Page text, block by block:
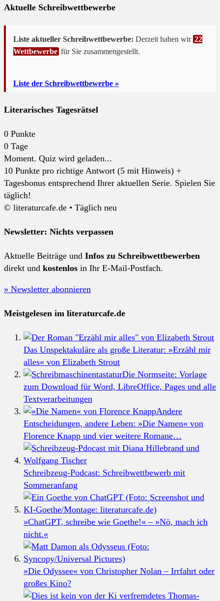
Aktuelle Schreibwettbewerbe
Liste aktueller Schreibwettbewerbe: Derzeit haben wir 22
Wettbewerbe für Sie zusammengestellt.
Liste der Schreibwettbewerbe »
Literarisches Tagesrätsel
0 Punkte
0 Tage
Moment. Quiz wird geladen...
10 Punkte pro richtige Antwort (5 mit Hinweis) +
Tagesbonus entsprechend Ihrer aktuellen Serie. Spielen Sie
täglich!
© literaturcafe.de • Täglich neu
Newsletter: Nichts verpassen
Aktuelle Beiträge und Infos zu Schreibwettbewerben
direkt und kostenlos in Ihr E-Mail-Postfach.
» Newsletter abonnieren
Meistgelesen im literaturcafe.de
Das Unspektakuläre als große Literatur: »Erzähl mir
alles« von Elizabeth Strout
Die Normseite: Vorlage
zum Download für Word, LibreOffice, Pages und alle
Textverarbeitungen
Andere
Entscheidungen, andere Leben: »Die Namen« von
Florence Knapp und vier weitere Romane…
Schreibzeug-Podcast: Schreibwettbewerb mit
Sommeranfang
»ChatGPT, schreibe wie Goethe!« – »Nö, mach ich
nicht.«
»Die Odyssee« von Christopher Nolan – Irrfahrt oder
großes Kino?